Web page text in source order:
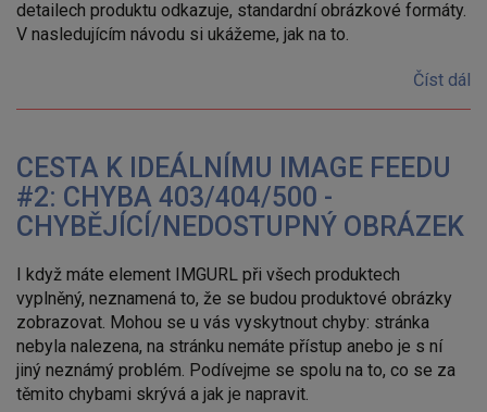
detailech produktu odkazuje, standardní obrázkové formáty.
V nasledujícím návodu si ukážeme, jak na to.
Číst dál
CESTA K IDEÁLNÍMU IMAGE FEEDU
#2: CHYBA 403/404/500 -
CHYBĚJÍCÍ/NEDOSTUPNÝ OBRÁZEK
I když máte element IMGURL při všech produktech
vyplněný, neznamená to, že se budou produktové obrázky
zobrazovat. Mohou se u vás vyskytnout chyby: stránka
nebyla nalezena, na stránku nemáte přístup anebo je s ní
jiný neznámý problém. Podívejme se spolu na to, co se za
těmito chybami skrývá a jak je napravit.